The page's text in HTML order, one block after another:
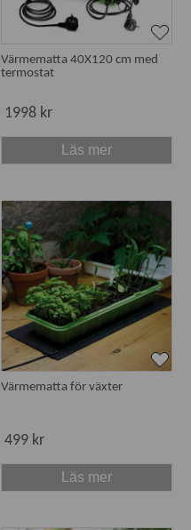
Värmematta 40X120 cm med
termostat
1998 kr
Läs mer
Värmematta för växter
499 kr
Läs mer